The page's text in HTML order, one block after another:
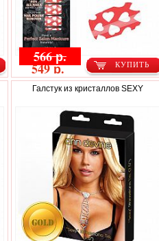
КУПИТЬ
566 р.
549 р.
Галстук из кристаллов SEXY